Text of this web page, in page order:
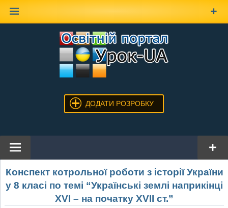
ДОДАТИ РОЗРОБКУ
Конспект котрольної роботи з історії України
у 8 класі по темі “Українські землі наприкінці
ХVІ – на початку ХVІІ ст.”